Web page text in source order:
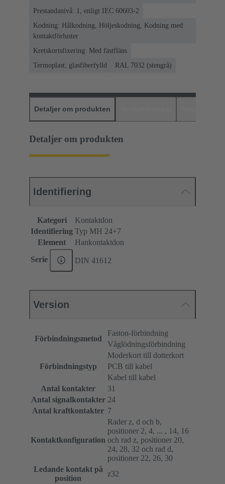
Prestandanivå: 1, enligt IEC 60603-2
Kodning: Hålkodning, Höljeskodning, Kodning med
kontaktförluster
Kretskortsfixering: Med fästfläns
Termoplast, glasfiberfylld
RAL 7032 (stengrå)
Detaljer om produkten
Detaljer om produkten
Identifiering
Kategori
Kontaktdon
Identifiering Typ MH 24+7
Element
Hankontaktdon
Serie DIN 41612
Version
Förbindningsmetod
Faston-förbindning
Våglödningsförbindning
Förbindningstyp
Moderkort till dotterkort
PCB till kabel
Kabel till kabel
Antal kontakter
31
Antal signalkontakter 24
Antal kraftkontakter 7
Kontaktkonfiguration
Rader z, d och b,
positioner 2, 4, ... , 14, 16
och rad z, positioner 20,
24, 28, 32 och rad d,
positioner 22, 26, 30
Ledande kontakt på
position
z32